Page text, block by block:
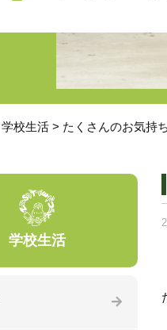
学校生活 > たくさんのお気持
学校生活